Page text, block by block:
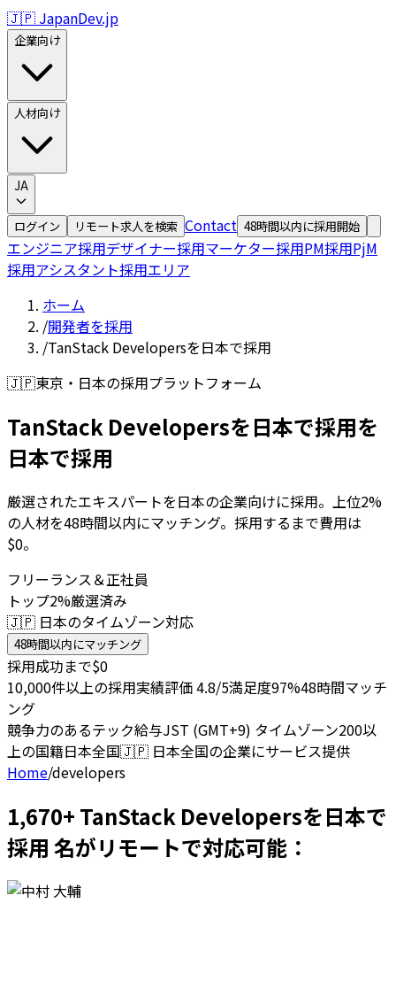
🇯🇵 JapanDev.jp
企業向け
人材向け
JA
ログイン リモート求人を検索 Contact 48時間以内に採用開始
エンジニア採用デザイナー採用マーケター採用PM採用PjM
採用アシスタント採用エリア
ホーム
/開発者を採用
/TanStack Developersを日本で採用
🇯🇵東京・日本の採用プラットフォーム
TanStack Developersを日本で採用を
日本で採用
厳選されたエキスパートを日本の企業向けに採用。上位2%
の人材を48時間以内にマッチング。採用するまで費用は
$0。
フリーランス＆正社員
トップ2%厳選済み
🇯🇵 日本のタイムゾーン対応
48時間以内にマッチング
採用成功まで$0
10,000件以上の採用実績評価 4.8/5満足度97%48時間マッチ
ング
競争力のあるテック給与JST (GMT+9) タイムゾーン200以
上の国籍日本全国🇯🇵 日本全国の企業にサービス提供
Home/developers
1,670+ TanStack Developersを日本で
採用 名がリモートで対応可能：